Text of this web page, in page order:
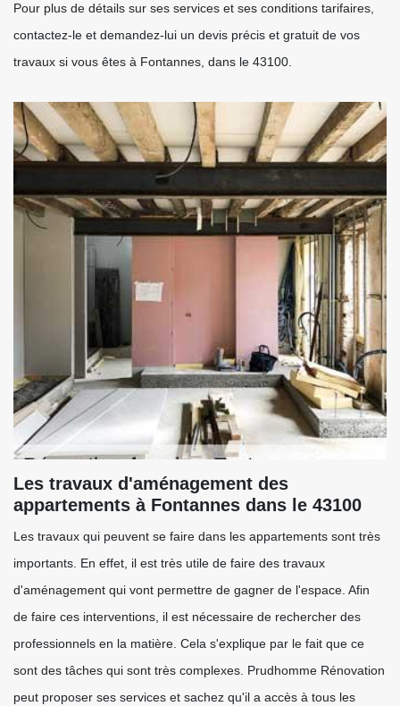
Pour plus de détails sur ses services et ses conditions tarifaires,
contactez-le et demandez-lui un devis précis et gratuit de vos
travaux si vous êtes à Fontannes, dans le 43100.
Les travaux d'aménagement des
appartements à Fontannes dans le 43100
Les travaux qui peuvent se faire dans les appartements sont très
importants. En effet, il est très utile de faire des travaux
d'aménagement qui vont permettre de gagner de l'espace. Afin
de faire ces interventions, il est nécessaire de rechercher des
professionnels en la matière. Cela s'explique par le fait que ce
sont des tâches qui sont très complexes. Prudhomme Rénovation
peut proposer ses services et sachez qu'il a accès à tous les